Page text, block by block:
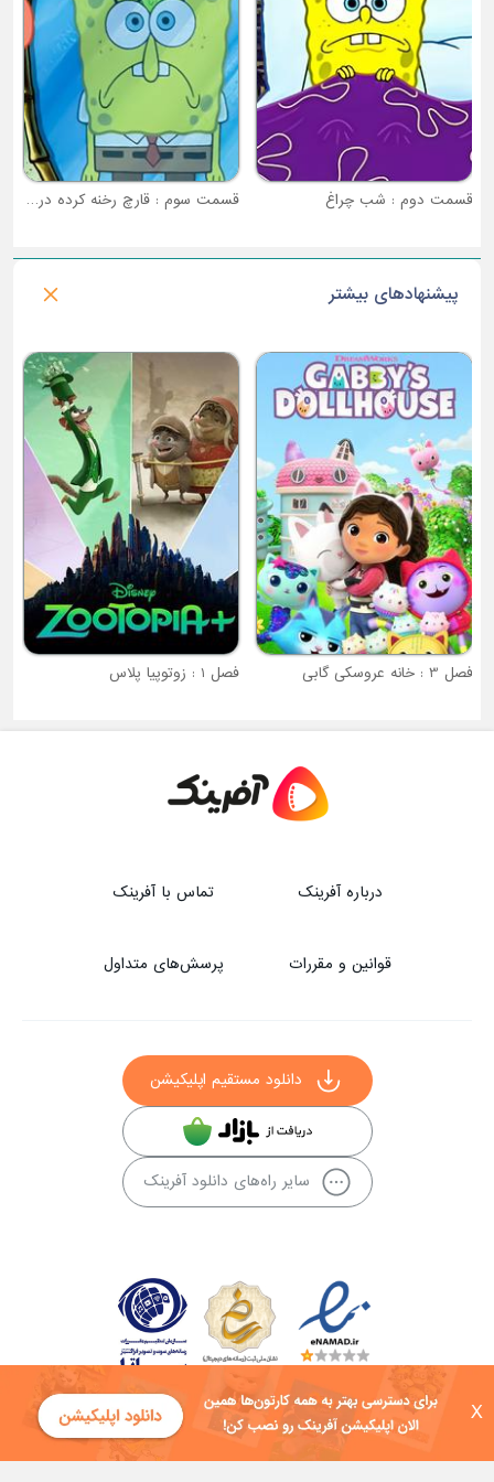
X
قسمت دوم : شب چراغ قسمت سوم : قارچ رخنه کرده در میان ما
پیشنهادهای بیشتر
فصل 3 : خانه عروسکی گابی فصل 1 : زوتوپیا پلاس
درباره آفرینک تماس با آفرینک
قوانین و مقررات پرسش‌های متداول
دانلود مستقیم اپلیکیشن
سایر راه‌های دانلود آفرینک
کلیه حقوق این سایت به شرکت توسعه فناوی هفت آسمان توکان تعلق دارد و